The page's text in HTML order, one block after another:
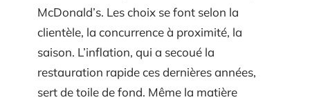
McDonald’s. Les choix se font selon la
clientèle, la concurrence à proximité, la
saison. L’inflation, qui a secoué la
restauration rapide ces dernières années,
sert de toile de fond. Même la matière